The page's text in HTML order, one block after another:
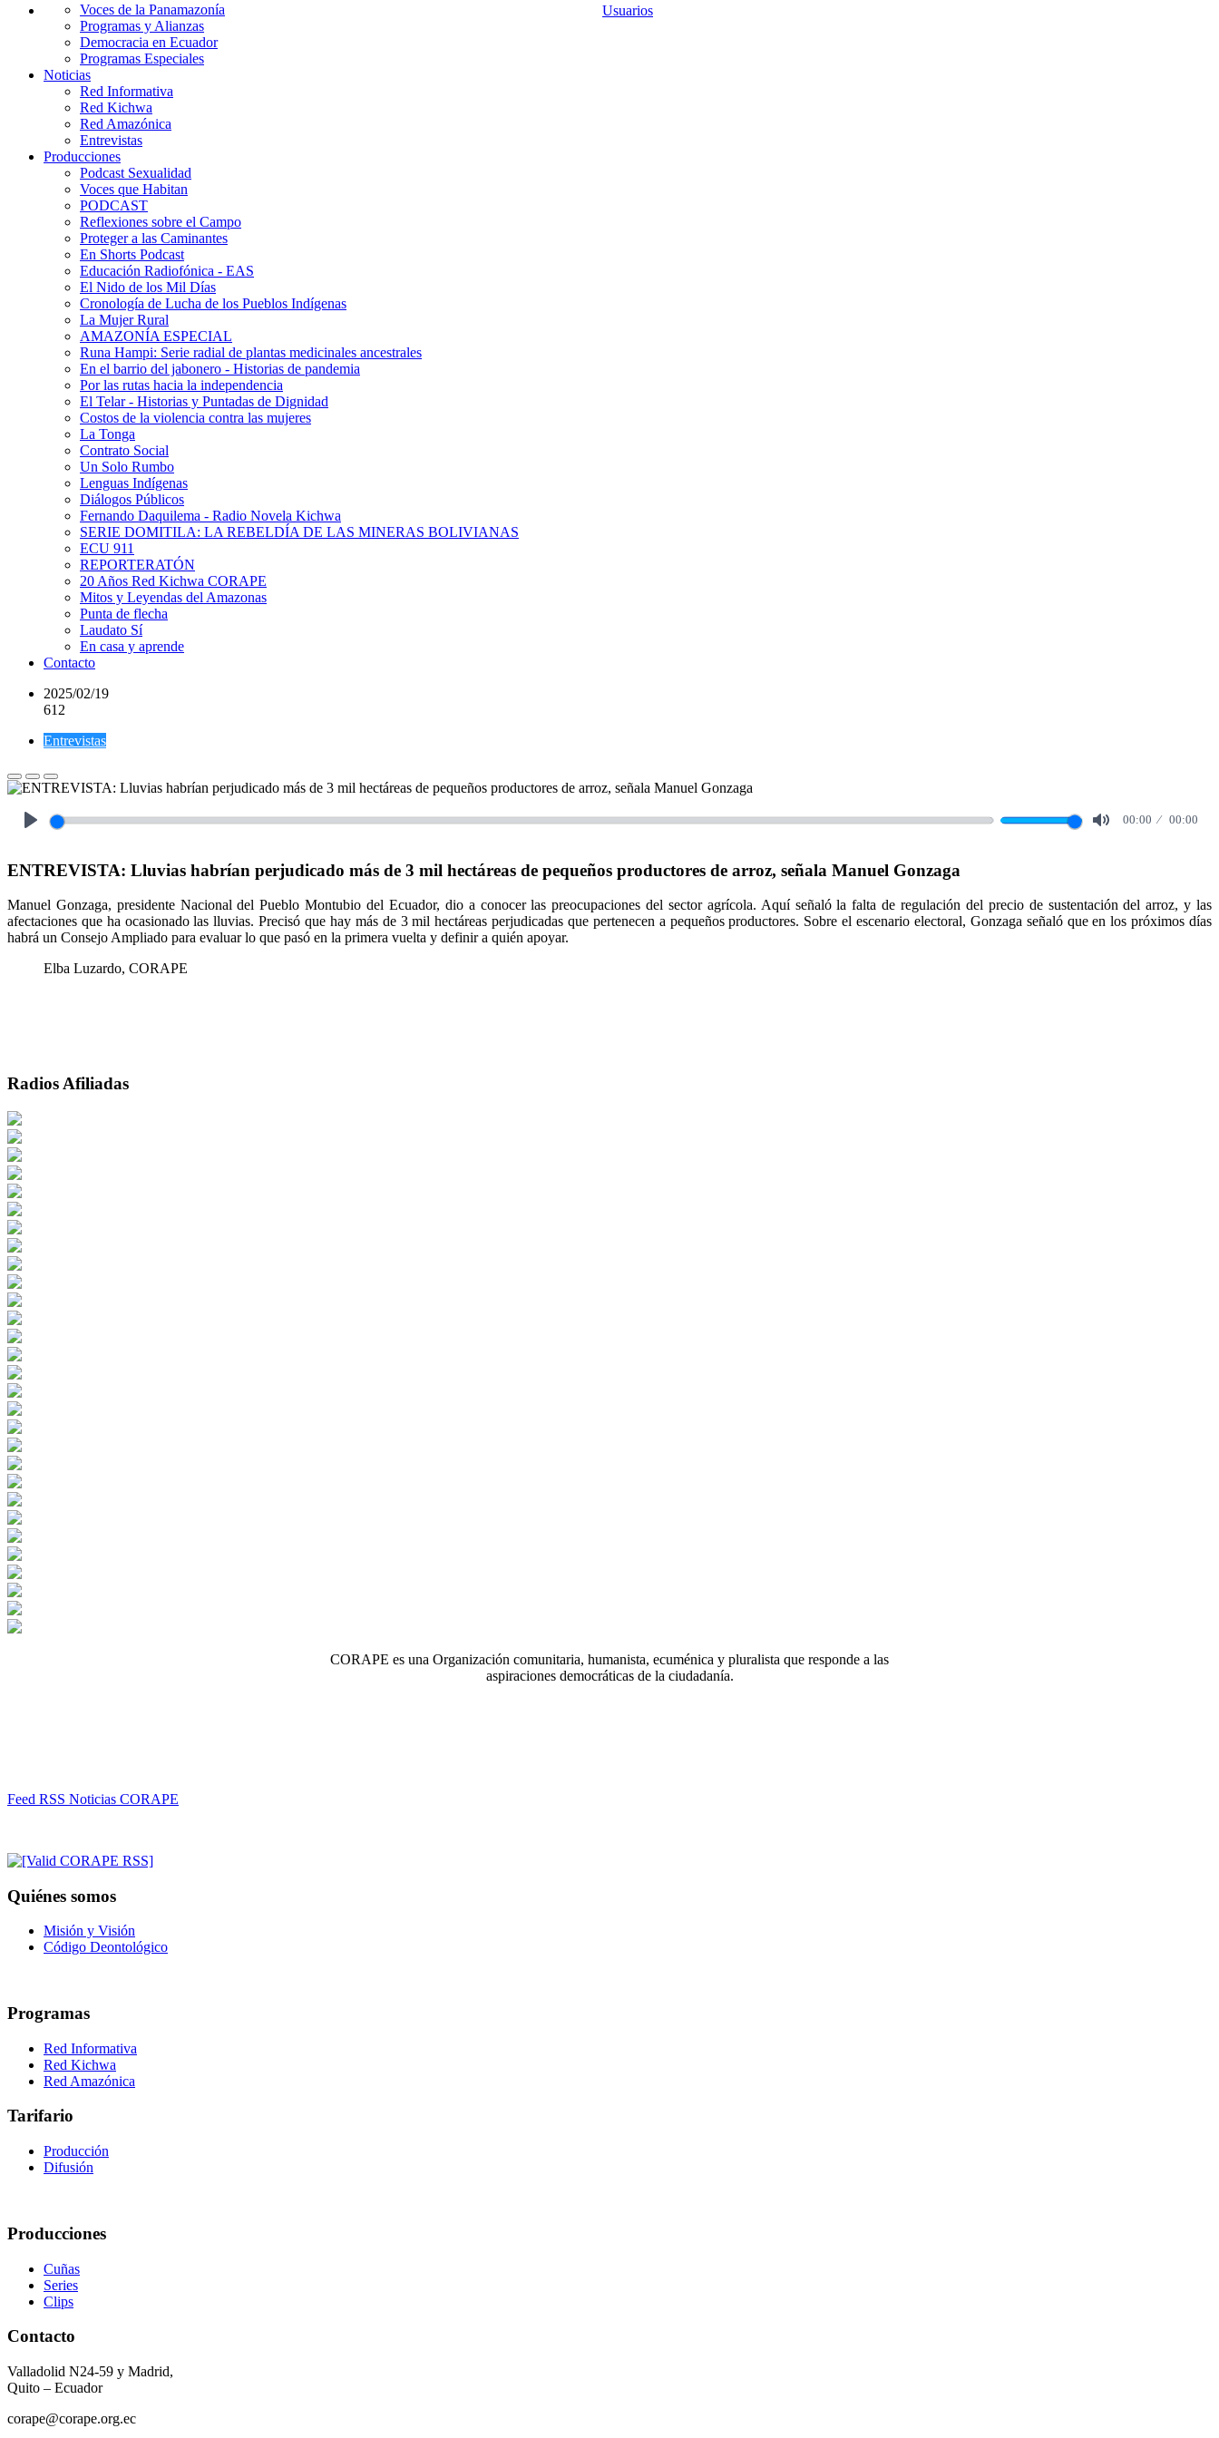
Usuarios
Voces de la Panamazonía
Programas y Alianzas
Democracia en Ecuador
Programas Especiales
Noticias
Red Informativa
Red Kichwa
Red Amazónica
Entrevistas
Producciones
Podcast Sexualidad
Voces que Habitan
PODCAST
Reflexiones sobre el Campo
Proteger a las Caminantes
En Shorts Podcast
Educación Radiofónica - EAS
El Nido de los Mil Días
Cronología de Lucha de los Pueblos Indígenas
La Mujer Rural
AMAZONÍA ESPECIAL
Runa Hampi: Serie radial de plantas medicinales ancestrales
En el barrio del jabonero - Historias de pandemia
Por las rutas hacia la independencia
El Telar - Historias y Puntadas de Dignidad
Costos de la violencia contra las mujeres
La Tonga
Contrato Social
Un Solo Rumbo
Lenguas Indígenas
Diálogos Públicos
Fernando Daquilema - Radio Novela Kichwa
SERIE DOMITILA: LA REBELDÍA DE LAS MINERAS BOLIVIANAS
ECU 911
REPORTERATÓN
20 Años Red Kichwa CORAPE
Mitos y Leyendas del Amazonas
Punta de flecha
Laudato Sí
En casa y aprende
Contacto
2025/02/19
612
Entrevistas
00:00 00:00
ENTREVISTA: Lluvias habrían perjudicado más de 3 mil hectáreas de pequeños productores de arroz, señala Manuel Gonzaga
Manuel Gonzaga, presidente Nacional del Pueblo Montubio del Ecuador, dio a conocer las preocupaciones del sector agrícola. Aquí señaló la falta de regulación del precio de sustentación del arroz, y las
afectaciones que ha ocasionado las lluvias. Precisó que hay más de 3 mil hectáreas perjudicadas que pertenecen a pequeños productores. Sobre el escenario electoral, Gonzaga señaló que en los próximos días
habrá un Consejo Ampliado para evaluar lo que pasó en la primera vuelta y definir a quién apoyar.
Elba Luzardo, CORAPE
Radios Afiliadas
CORAPE es una Organización comunitaria, humanista, ecuménica y pluralista que responde a las
aspiraciones democráticas de la ciudadanía.
Feed RSS Noticias CORAPE
Quiénes somos
Misión y Visión
Código Deontológico
Programas
Red Informativa
Red Kichwa
Red Amazónica
Tarifario
Producción
Difusión
Producciones
Cuñas
Series
Clips
Contacto
Valladolid N24-59 y Madrid,
Quito – Ecuador
corape@corape.org.ec